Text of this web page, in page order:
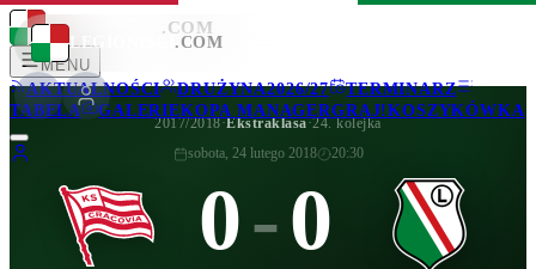
LEGIONISCI .COM
MENU
AKTUALNOŚCI
DRUŻYNA2026/27
TERMINARZ
TABELA
GALERIEKOPA MANAGERGRAJ!KOSZYKÓWKA
LEGIONISCI .COM
2017/2018·Ekstraklasa·24. kolejka
sobota, 24 lutego 2018
20:30
0-0